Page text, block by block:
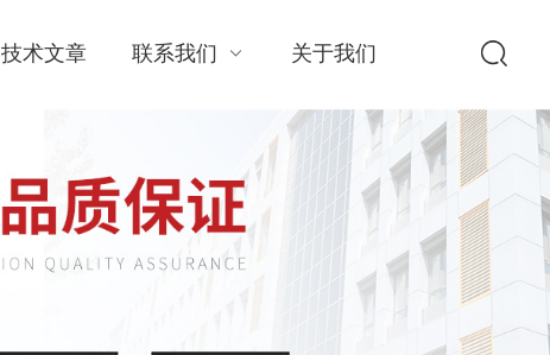
技术文章 联系我们 关于我们